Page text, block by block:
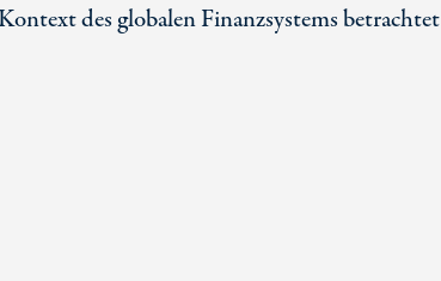
des globalen Finanzsystems betrachtet